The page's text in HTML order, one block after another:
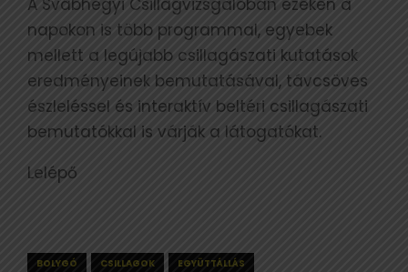
A Svábhegyi Csillagvizsgálóban ezeken a
napokon is több programmal, egyebek
mellett a legújabb csillagászati kutatások
eredményeinek bemutatásával, távcsöves
észleléssel és interaktív beltéri csillagászati
bemutatókkal is várják a látogatókat.
Lelépő
BOLYGÓ CSILLAGOK EGYÜTTÁLLÁS